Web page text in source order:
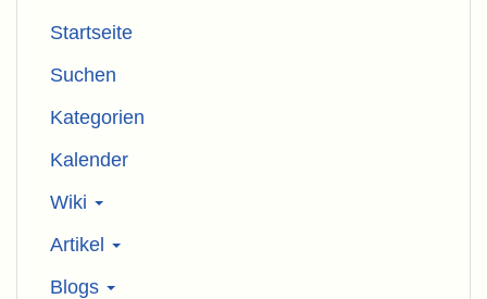
Startseite
Suchen
Kategorien
Kalender
Wiki
Artikel
Blogs